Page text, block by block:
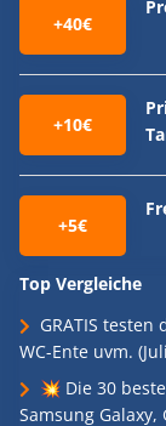
+40€
+10€
+5€
Top Vergleiche
GRATIS testen
WC-Ente uvm.
💥 Die 30
Samsung Galaxy,